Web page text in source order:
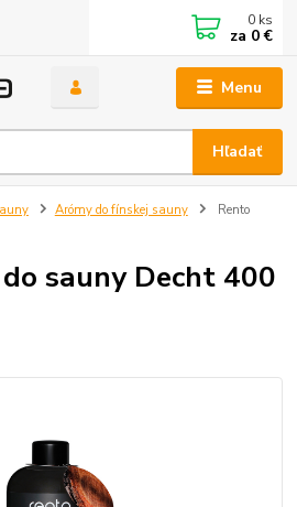
Menu
Hľadať
0 ks
za 0 €
Arómy do fínskej sauny
Rento
sauny Decht 400